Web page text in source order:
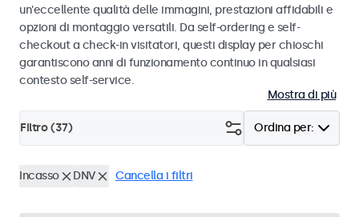
un'eccellente qualità delle immagini, prestazioni affidabili e
opzioni di montaggio versatili. Da self-ordering e self-
checkout a check-in visitatori, questi display per chioschi
garantiscono anni di funzionamento continuo in qualsiasi
contesto self-service.
Mostra di più
Ordina per:
Filtro (37)
Incasso DNV Cancella i filtri